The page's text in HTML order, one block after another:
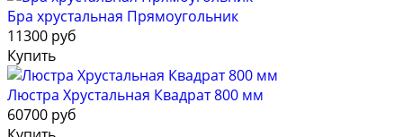
Бра хрустальная Прямоугольник
11300 руб
Купить
Люстра Хрустальная Квадрат 800 мм​
60700 руб